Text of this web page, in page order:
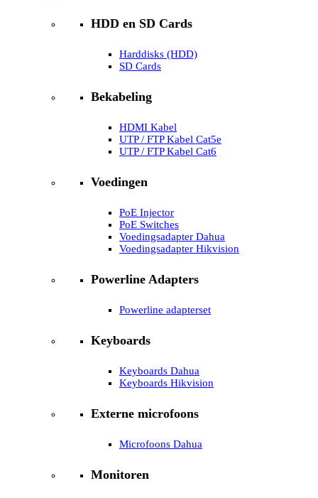
HDD en SD Cards
Harddisks (HDD)
SD Cards
Bekabeling
HDMI Kabel
UTP / FTP Kabel Cat5e
UTP / FTP Kabel Cat6
Voedingen
PoE Injector
PoE Switches
Voedingsadapter Dahua
Voedingsadapter Hikvision
Powerline Adapters
Powerline adapterset
Keyboards
Keyboards Dahua
Keyboards Hikvision
Externe microfoons
Microfoons Dahua
Monitoren